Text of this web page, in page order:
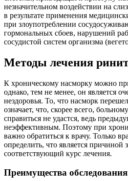
незначительном воздействии на
в результате применения
при злоупотреблении
гормональных сбоев, нарушений
сосудистой систем организма
Методы лечения
К хроническому насморку можно
однако, тем не менее, он является
нездоровья. То, что насморк
означает, что, скорее всего,
справиться не удастся, ведь
неэффективным. Поэтому при
важно обратиться к врачу. Только
определить, что является причиной
соответствующий курс лечения.
Преимущества